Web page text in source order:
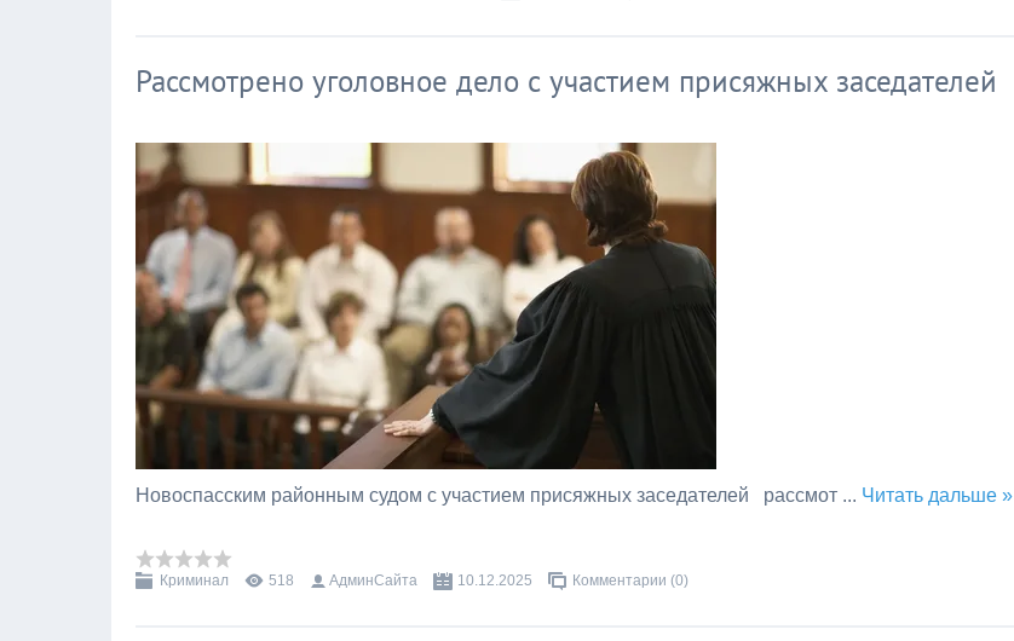
Рассмотрено уголовное дело с участием присяжных заседателей
Новоспасским районным судом с участием присяжных заседателей рассмот ... Читать дальше »
Криминал 518 АдминСайта 10.12.2025 Комментарии (0)